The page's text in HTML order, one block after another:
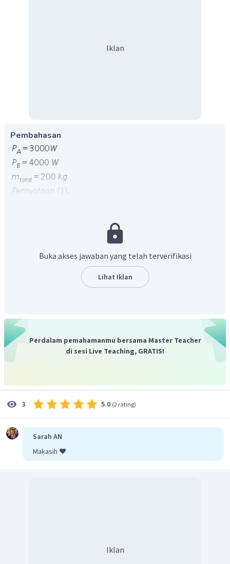
Iklan
Pembahasan
Buka akses jawaban yang telah terverifikasi
Lihat Iklan
Perdalam pemahamanmu bersama Master Teacher
di sesi Live Teaching, GRATIS!
3 5.0 (2 rating)
Sarah AN
Makasih ❤️
Iklan